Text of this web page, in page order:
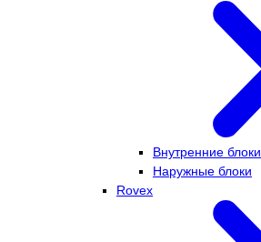
Внутренние блоки
Наружные блоки
Rovex